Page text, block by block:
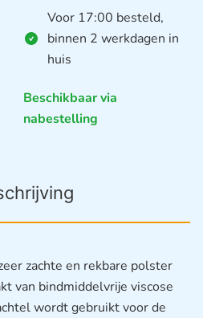
Voor 17:00 besteld,
binnen 2 werkdagen in
huis
Beschikbaar via
nabestelling
zachte en rekbare polster
van bindmiddelvrije viscose
wordt gebruikt voor de